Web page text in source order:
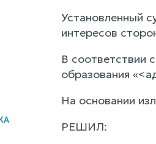
Установленный
интересов
В соответствии
образования
На основании
РЕШИЛ: